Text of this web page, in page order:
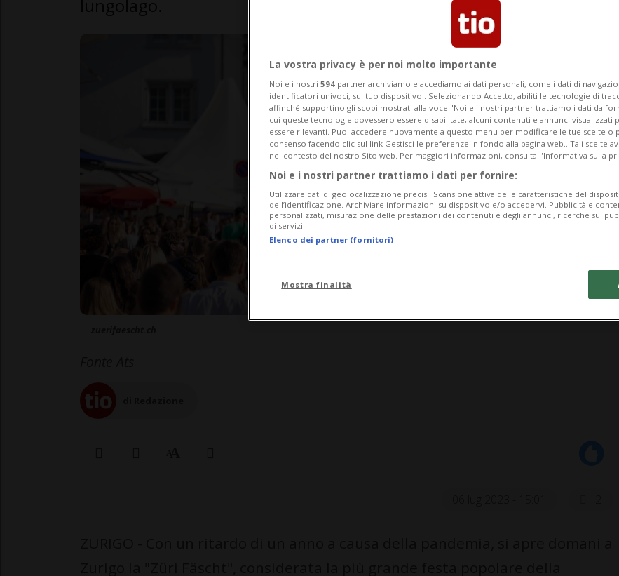
La vostra privacy è per noi molto importante
Noi e i nostri 594 partner archiviamo e accediamo ai dati personali, come i dati di
identificatori univoci, sul tuo dispositivo . Selezionando Accetto, abiliti le tecnologie di
affinché supportino gli scopi mostrati alla voce "Noi e i nostri partner trattiamo i dati da
cui queste tecnologie dovessero essere disabilitate, alcuni contenuti e annunci visualizzati
essere rilevanti. Puoi accedere nuovamente a questo menu per modificare le tue scelte o
consenso facendo clic sul link Gestisci le preferenze in fondo alla pagina web.. Tali scelte
nel contesto del nostro Sito web. Per maggiori informazioni, consulta l'Informativa sulla
Noi e i nostri partner trattiamo i dati per fornire:
Utilizzare dati di geolocalizzazione precisi. Scansione attiva delle caratteristiche del
dell’identificazione. Archiviare informazioni su dispositivo e/o accedervi. Pubblicità e
personalizzati, misurazione delle prestazioni dei contenuti e degli annunci, ricerche sul
di servizi.
Elenco dei partner (fornitori)
Mostra finalità